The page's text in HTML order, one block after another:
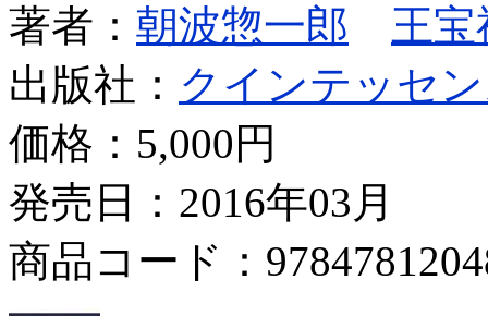
著者： 朝波惣一郎
王宝
出版社： クインテッセ
価格： 5,000円
発売日：2016年03月
商品コード：